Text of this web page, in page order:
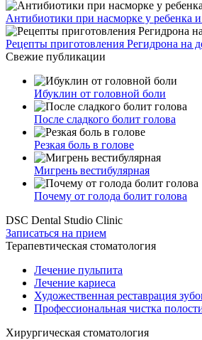
Антибиотики при насморке у ребенка и
Рецепты приготовления Регидрона на
Свежие публикации
Ибуклин от головной боли
После сладкого болит голова
Резкая боль в голове
Мигрень вестибулярная
Почему от голода болит голова
DSC Dental Studio Clinic
Записаться на прием
Терапевтическая стоматология
Лечение пульпита
Лечение кариеса
Художественная реставрация
Профессиональная чистка
Хирургическая стоматология